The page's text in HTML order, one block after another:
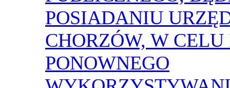
POSIADANIU
CHORZÓW, W
PONOWNEGO